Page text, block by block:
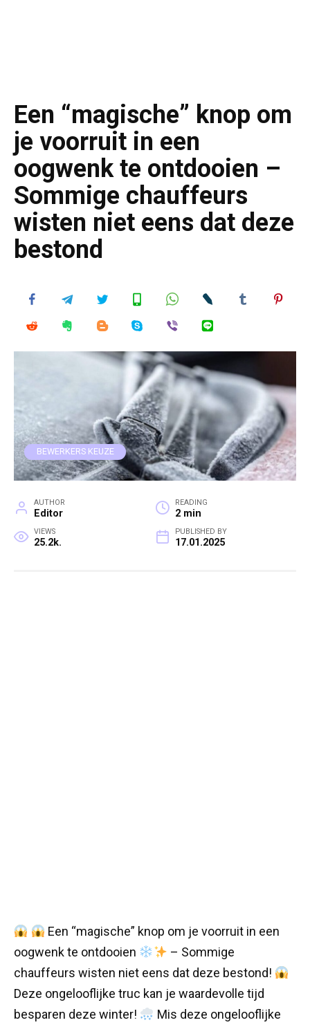
Een “magische” knop om
je voorruit in een
oogwenk te ontdooien –
Sommige chauffeurs
wisten niet eens dat deze
bestond
BEWERKERS KEUZE
AUTHOR
Editor
READING
2 min
VIEWS
25.2k.
PUBLISHED BY
17.01.2025
Een “magische” knop om je voorruit in een
oogwenk te ontdooien
– Sommige
chauffeurs wisten niet eens dat deze bestond!
Deze ongelooflijke truc kan je waardevolle tijd
besparen deze winter!
Mis deze ongelooflijke